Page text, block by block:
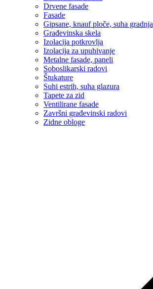
Drvene fasade
Fasade
Gipsane, knauf ploče, suha gradnja
Građevinska skela
Izolacija potkrovlja
Izolacija za upuhivanje
Metalne fasade, paneli
Soboslikarski radovi
Štukature
Suhi estrih, suha glazura
Tapete za zid
Ventilirane fasade
Završni građevinski radovi
Zidne obloge